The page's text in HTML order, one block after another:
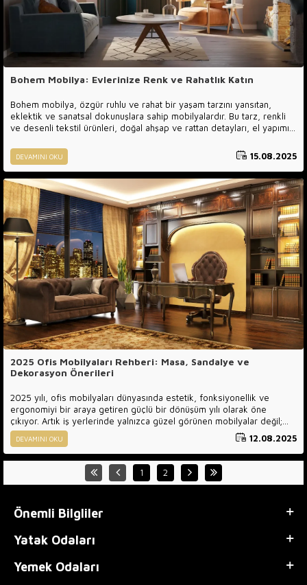
Bohem Mobilya: Evlerinize Renk ve Rahatlık Katın
Bohem mobilya, özgür ruhlu ve rahat bir yaşam tarzını yansıtan,
eklektik ve sanatsal dokunuşlara sahip mobilyalardır. Bu tarz, renkli
ve desenli tekstil ürünleri, doğal ahşap ve rattan detayları, el yapımı
Bohem mobilyalar, yalnızca estetik açıdan değil, aynı zamanda
fonksiyonellik ve konfor açısından da öne çıkar. Her parça, evde
sıcak ve davetkar bir atmosfer yaratacak şekilde tasarlanır ve
bireysel zevklerle harmanlanabilir.
DEVAMINI OKU 15.08.2025
2025 Ofis Mobilyaları Rehberi: Masa, Sandalye ve
Dekorasyon Önerileri
2025 yılı, ofis mobilyaları dünyasında estetik, fonksiyonellik ve
ergonomiyi bir araya getiren güçlü bir dönüşüm yılı olarak öne
çıkıyor. Artık iş yerlerinde yalnızca güzel görünen mobilyalar değil;
aynı zamanda çalışan sağlığını koruyan, verimliliği artıran ve
sürdürülebilir yaşam anlayışını destekleyen tasarımlar tercih ediliyor.
Luxury Line Mobilya, lüks segmentteki üretim anlayışıyla bu değişime
öncülük ederek modern iş yaşamının ihtiyaçlarına yanıt veren
koleksiyonlar sunuyor.
DEVAMINI OKU 12.08.2025
1 2
Önemli Bilgliler
Yatak Odaları
Yemek Odaları